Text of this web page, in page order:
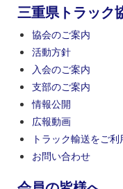
三重県トラック
協会のご案内
活動方針
入会のご案内
支部のご案内
情報公開
広報動画
トラック輸送をご
お問い合わせ